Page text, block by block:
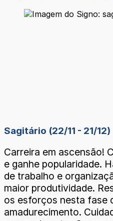
Sagitário (22/11 - 21/12)
Carreira em ascensão!
e ganhe popularidade.
de trabalho e
maior produtividade.
os esforços nesta fase
amadurecimento.